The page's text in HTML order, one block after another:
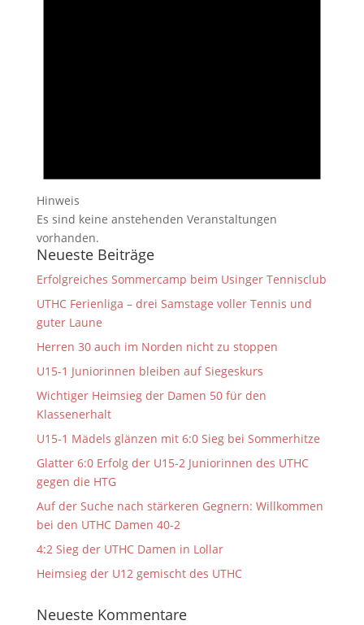
Hinweis
Es sind keine anstehenden Veranstaltungen
vorhanden.
Neueste Beiträge
Erfolgreiches Sommercamp beim Usinger Tennisclub
UTHC Ferienliga – drei Samstage voller Tennis und
guter Laune
Herren 30 auch im Norden nicht zu stoppen
U15-1 Juniorinnen bleiben auf Siegeskurs
Wichtiger Heimsieg der Damen 50 für den
Klassenerhalt
U15-1 Mädels glänzen mit 6:0 Sieg bei Sommerhitze
Glatter 6:0 Erfolg der U15-2 Juniorinnen des UTHC
gegen die HTG
Auf der Suche nach stärkeren Gegnern: Willkommen
bei den UTHC Damen 40-2
4:2 Sieg der UTHC Damen in Lollar
Heimsieg der U12 gemischt des UTHC
Neueste Kommentare